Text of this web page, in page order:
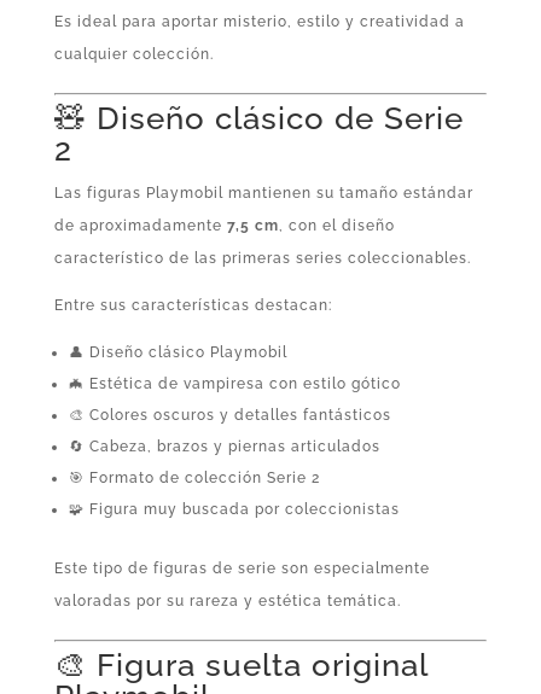
Es ideal para aportar misterio, estilo y creatividad a
cualquier colección.
🧸 Diseño clásico de Serie
2
Las figuras Playmobil mantienen su tamaño estándar
de aproximadamente 7,5 cm , con el diseño
característico de las primeras series coleccionables.
Entre sus características destacan:
👤 Diseño clásico Playmobil
🦇 Estética de vampiresa con estilo gótico
🎨 Colores oscuros y detalles fantásticos
🔄 Cabeza, brazos y piernas articulados
🎯 Formato de colección Serie 2
🧩 Figura muy buscada por coleccionistas
Este tipo de figuras de serie son especialmente
valoradas por su rareza y estética temática.
🎨 Figura suelta original